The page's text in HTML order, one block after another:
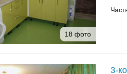
18 фото
3-